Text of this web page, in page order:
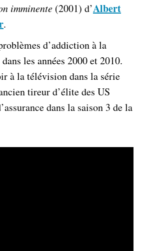
imminente (2001) d’Albert
.
d’addiction à la
les années 2000 et 2010.
à la télévision dans la série
tireur d’élite des US
dans la saison 3 de la